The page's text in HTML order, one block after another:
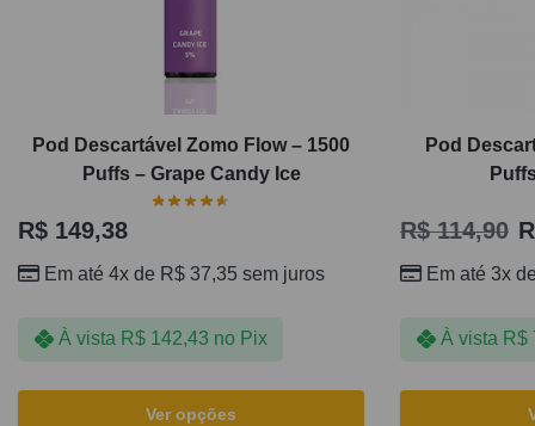
Pod Descartável Zomo Flow – 1500
Puffs – Grape Candy Ice
R$ 149,38
Em até 4x de R$ 37,35 sem juros
À vista R$142,43 no Pix
Ver opções
Pod
R$114,90
Em até 3x
À vista R$